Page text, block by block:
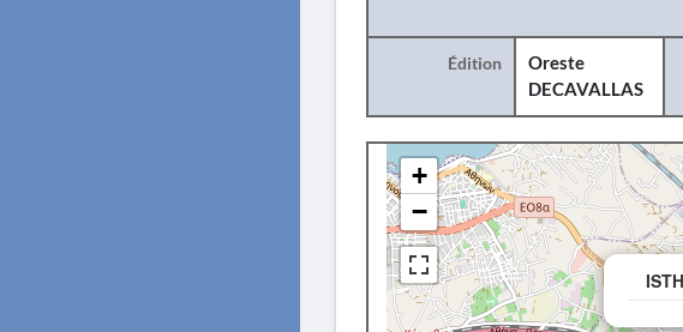
Édition
Oreste
DECAVALLAS
+
−